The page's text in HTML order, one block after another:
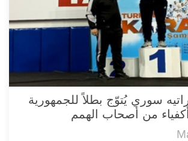
سوري يُتوّج بطلاً للجمهورية
من أصحاب الهمم